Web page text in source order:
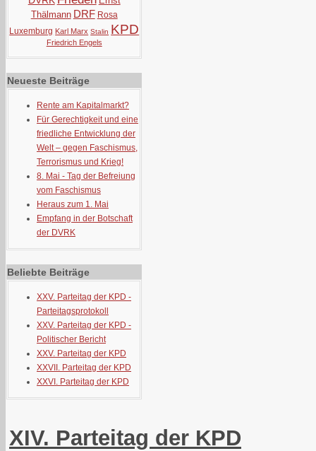
Thälmann DRF Rosa
Luxemburg Karl Marx Stalin KPD
Friedrich Engels
Neueste Beiträge
Rente am Kapitalmarkt?
Für Gerechtigkeit und eine
friedliche Entwicklung der
Welt – gegen Faschismus,
Terrorismus und Krieg!
8. Mai - Tag der Befreiung
vom Faschismus
Heraus zum 1. Mai
Empfang in der Botschaft
der DVRK
Beliebte Beiträge
XXV. Parteitag der KPD -
Parteitagsprotokoll
XXV. Parteitag der KPD -
Politischer Bericht
XXV. Parteitag der KPD
XXVII. Parteitag der KPD
XXVI. Parteitag der KPD
XIV. Parteitag der KPD